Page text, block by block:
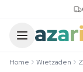
Home Wietzaden